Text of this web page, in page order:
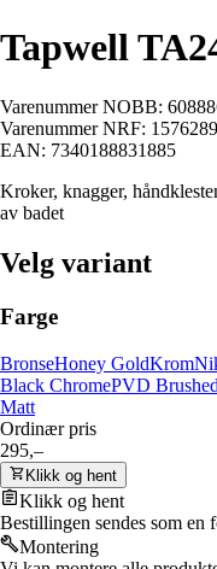
Tapwell
Varenummer NOBB:
Varenummer NRF: 1576289
EAN: 7340188831885
Kroker, knagger,
av badet
Velg variant
Farge
BronseHoney GoldKrom
Black ChromePVD
Matt
Ordinær pris
295,–
Klikk og hent
Klikk og hent
Bestillingen sendes som
Montering